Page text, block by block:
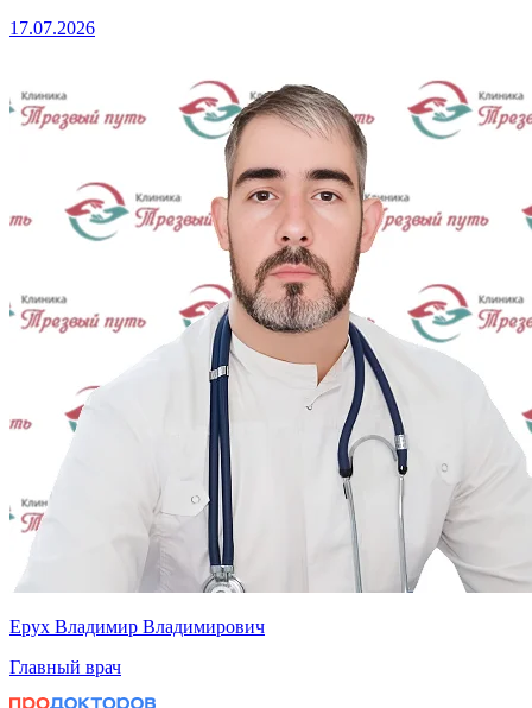
17.07.2026
Ерух Владимир Владимирович
Главный врач